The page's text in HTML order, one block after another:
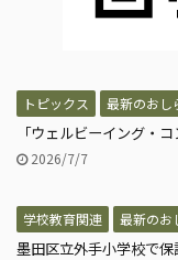
トピックス 最新のおし
「ウェルビーイング・
2026/7/7
学校教育関連 最新のお
墨田区立外手小学校で